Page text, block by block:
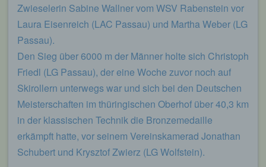
Zwieselerin Sabine Wallner vom WSV Rabenstein vor
Laura Eisenreich (LAC Passau) und Martha Weber (LG
Passau).
Den Sieg über 6000 m der Männer holte sich Christoph
Friedl (LG Passau), der eine Woche zuvor noch auf
Skirollern unterwegs war und sich bei den Deutschen
Meisterschaften im thüringischen Oberhof über 40,3 km
in der klassischen Technik die Bronzemedaille
erkämpft hatte, vor seinem Vereinskamerad Jonathan
Schubert und Krysztof Zwierz (LG Wolfstein).